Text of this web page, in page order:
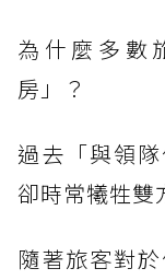
為什麼多數
房」？
過去「與領
卻時常犧牲雙
隨著旅客對